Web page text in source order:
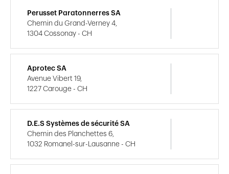
Perusset Paratonnerres SA
Chemin du Grand-Verney 4,
1304 Cossonay - CH
Aprotec SA
Avenue Vibert 19,
1227 Carouge - CH
D.E.S Systèmes de sécurité SA
Chemin des Planchettes 6,
1032 Romanel-sur-Lausanne - CH